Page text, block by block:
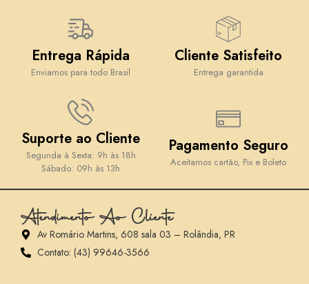
Entrega Rápida
Enviamos para todo Brasil
Cliente Satisfeito
Entrega garantida
Suporte ao Cliente
Segunda à Sexta: 9h às 18h
Sábado: 09h às 13h
Pagamento Seguro
Aceitamos cartão, Pix e Boleto
Atendimento Ao Cliente
Av Romário Martins, 608 sala 03 – Rolândia, PR
Contato: (43) 99646-3566